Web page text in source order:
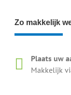
Zo makkelijk
Plaats uw
Makkelijk